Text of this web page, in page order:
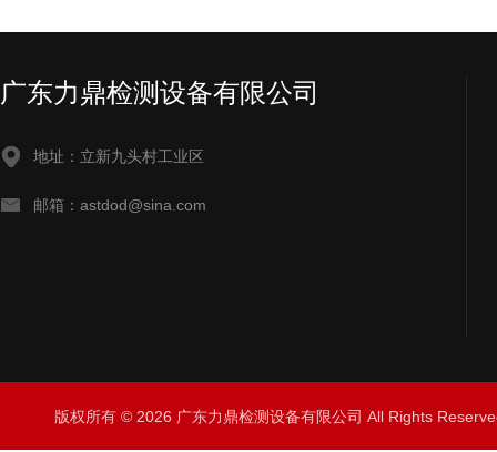
广东力鼎检测设备有限公司
地址：立新九头村工业区
邮箱：astdod@sina.com
版权所有 © 2026 广东力鼎检测设备有限公司 All Rights